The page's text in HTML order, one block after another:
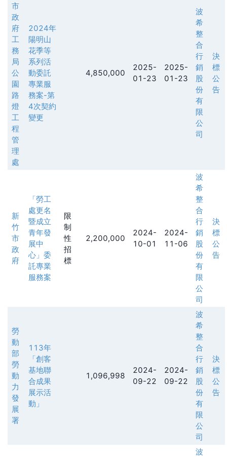
市
政
府
工
務
局
公
園
路
燈
工
程
管
理
處
2024年
陽明山
花季等
系列活
動委託
專業服
務案-第
4次契約
變更
4,850,000
2025-
01-23
2025-
01-23
波
希
整
合
行
銷
股
份
有
限
公
司
決
標
公
告
新
竹
市
政
府
「勞工
處更名
暨成立
青年發
展中
心」委
託專業
服務案
限
制
性
招
標
2,200,000
2024-
10-01
2024-
11-06
波
希
整
合
行
銷
股
份
有
限
公
司
決
標
公
告
勞
動
部
勞
動
力
發
展
署
113年
「創客
基地聯
合成果
展示活
動」
1,096,998
2024-
09-22
2024-
09-22
波
希
整
合
行
銷
股
份
有
限
公
司
決
標
公
告
波